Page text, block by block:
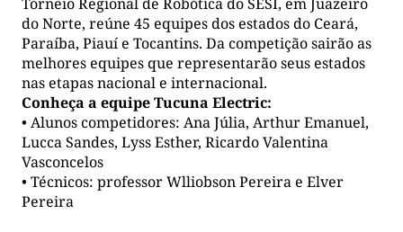
do Norte, reúne 45 equipes dos estados do Ceará,
Paraíba, Piauí e Tocantins. Da competição sairão as
melhores equipes que representarão seus estados
nas etapas nacional e internacional.
Conheça a equipe Tucuna Electric:
• Alunos competidores: Ana Júlia, Arthur Emanuel,
Lucca Sandes, Lyss Esther, Ricardo Valentina
Vasconcelos
• Técnicos: professor Wlliobson Pereira e Elver
Pereira